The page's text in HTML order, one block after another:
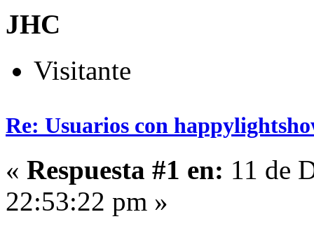
JHC
Visitante
Re: Usuarios con
« Respuesta #1 en: 11 de
22:53:22 pm »